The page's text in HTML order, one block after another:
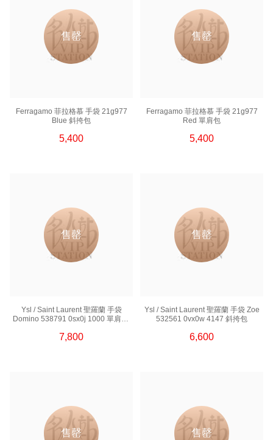
售罄
Ferragamo 菲拉格慕 手袋 21g977
Blue 斜挎包
5,400
售罄
Ferragamo 菲拉格慕 手袋 21g977
Red 單肩包
5,400
售罄
Ysl / Saint Laurent 聖羅蘭 手袋
Domino 538791 0sx0j 1000 單肩包/
7,800
售罄
Ysl / Saint Laurent 聖羅蘭 手袋 Zoe
532561 0vx0w 4147 斜挎包
6,600
售罄 售罄